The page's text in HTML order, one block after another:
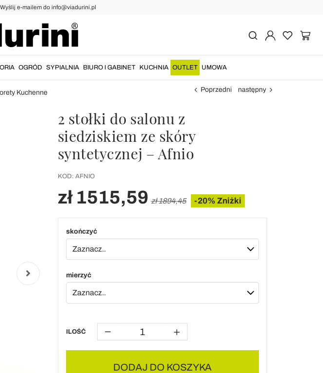
e-mailem do info@viadurini.pl
OGRÓD SYPIALNIA BIURO I GABINET KUCHNIA OUTLET UMOWA
Kuchenne Poprzedni następny
2 stołki do salonu z
siedziskiem ze skóry
syntetycznej – Afnio
KOD: AFNIO
zł 1515,59 zł 1894,45 -20% Zniżki
skończyć
mierzyć
ILOŚĆ
DODAJ DO KOSZYKA